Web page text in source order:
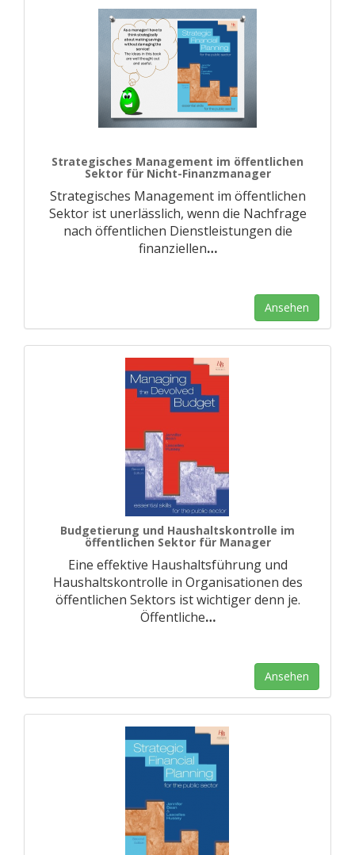
Strategisches Management im öffentlichen
Sektor für Nicht-Finanzmanager
Strategisches Management im öffentlichen
Sektor ist unerlässlich, wenn die Nachfrage
nach öffentlichen Dienstleistungen die
finanziellen…
Ansehen
Budgetierung und Haushaltskontrolle im
öffentlichen Sektor für Manager
Eine effektive Haushaltsführung und
Haushaltskontrolle in Organisationen des
öffentlichen Sektors ist wichtiger denn je.
Öffentliche…
Ansehen